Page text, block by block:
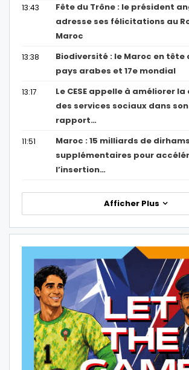
13:43
Fête du Trône : le président
adresse ses félicitations au
Maroc
13:38
Biodiversité : le Maroc en tête
pays arabes et 17e mondial
13:17
Le CESE appelle à améliorer
des services sociaux dans son
rapport…
11:51
Maroc : 15 milliards de dirhams
supplémentaires pour
l’insertion…
Afficher Plus